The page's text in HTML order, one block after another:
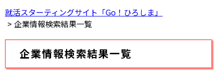
で
す。
就活スターティングサイト「Go！ひろしま」
企業情報検索結果一覧
企業情報検索結果一覧